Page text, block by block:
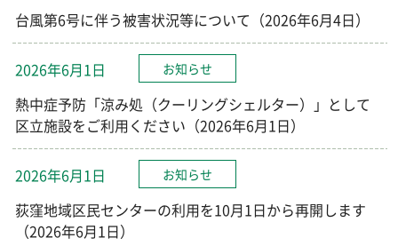
台風第6号に伴う被害状況等について（2026年6月4日）
2026年6月1日 お知らせ
熱中症予防「涼み処（クーリングシェルター）」として
区立施設をご利用ください（2026年6月1日）
2026年6月1日 お知らせ
荻窪地域区民センターの利用を10月1日から再開します
（2026年6月1日）